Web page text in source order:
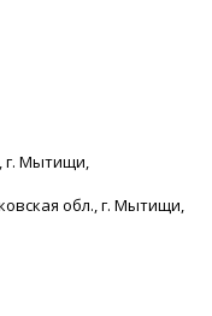
г. Мытищи,
обл., г. Мытищи,